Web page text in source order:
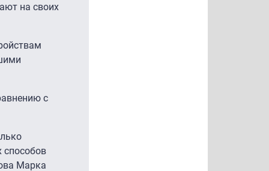
на своих
с
способов
Марка